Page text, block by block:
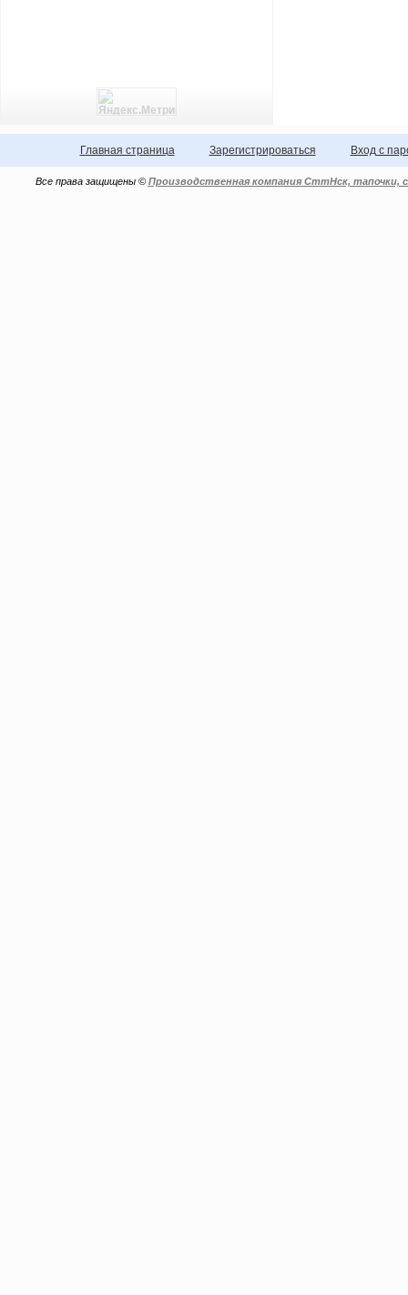
Главная страница Зарегистрироваться Вход с
Все права защищены © Производственная компания СттНск, тапочки,